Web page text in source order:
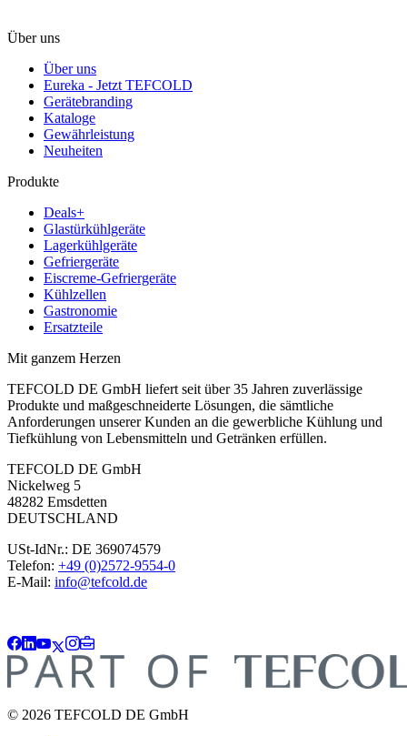
Über uns
Über uns
Eureka - Jetzt TEFCOLD
Gerätebranding
Kataloge
Gewährleistung
Neuheiten
Produkte
Deals+
Glastürkühlgeräte
Lagerkühlgeräte
Gefriergeräte
Eiscreme-Gefriergeräte
Kühlzellen
Gastronomie
Ersatzteile
Mit ganzem Herzen
TEFCOLD DE GmbH liefert seit über 35 Jahren zuverlässige
Produkte und maßgeschneiderte Lösungen, die sämtliche
Anforderungen unserer Kunden an die gewerbliche Kühlung und
Tiefkühlung von Lebensmitteln und Getränken erfüllen.
TEFCOLD DE GmbH
Nickelweg 5
48282 Emsdetten
DEUTSCHLAND
USt-IdNr.: DE 369074579
Telefon: +49 (0)2572-9554-0
E-Mail: info@tefcold.de
© 2026 TEFCOLD DE GmbH